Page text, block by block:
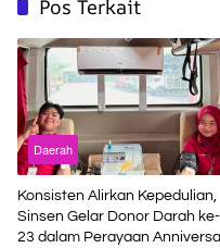
Pos Terkait
Daerah
Konsisten Alirkan Kepedulian,
Sinsen Gelar Donor Darah ke-
23 dalam Perayaan